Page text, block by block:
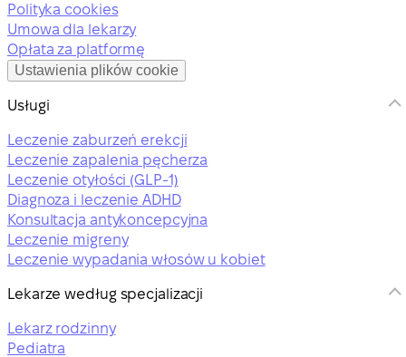
Polityka cookies
Umowa dla lekarzy
Opłata za platformę
Ustawienia plików cookie
Usługi
Leczenie zaburzeń erekcji
Leczenie zapalenia pęcherza
Leczenie otyłości (GLP-1)
Diagnoza i leczenie ADHD
Konsultacja antykoncepcyjna
Leczenie migreny
Leczenie wypadania włosów u kobiet
Lekarze według specjalizacji
Lekarz rodzinny
Pediatra